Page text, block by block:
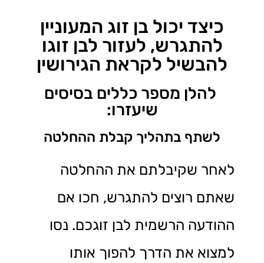
כיצד יכול בן זוג המעוניין
להתגרש, לעזור לבן זוגו
להבשיל לקראת הגירושין
להלן מספר כללים בסיסים
שיעזרו:
לשתף בתהליך קבלת ההחלטה
לאחר שקיבלתם את ההחלטה
שאתם רוצים להתגרש, חכו אם
ההודעה הרשמית לבן זוגכם. נסו
למצוא את הדרך להפוך אותו